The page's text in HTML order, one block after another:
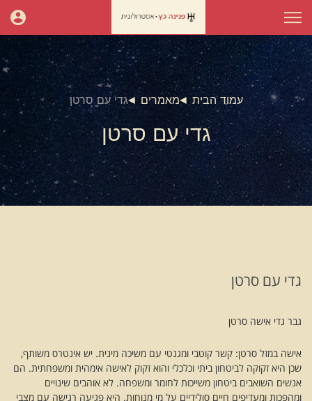
עמוד הבית מאמרים גדי עם סרטן
גדי עם סרטן
גדי עם סרטן
גבר גדי אישה סרטן
אישה במזל סרטן: קשר קוטבי ומגנטי עם משיכה מינית. יש אינטרס משותף,
שכן היא זקוקה לביטחון ביתי וכלכלי והוא זקוק לאישה אימהית ומשפחתית. הם
אנשים השואבים ביטחון משייכות לחומר ומשפחה. לא אוהבים שינויים
ומהפכות ומעדיפים חיים סולידיים על מי מנוחות. היא פגיעה רגישה עם מצבי